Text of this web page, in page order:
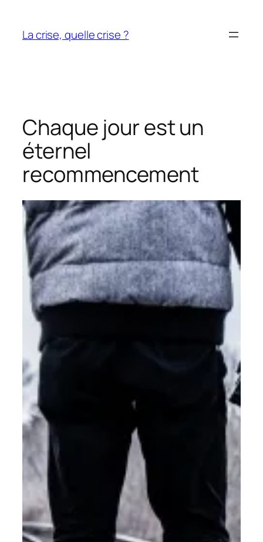
contenu
La crise, quelle crise ?
Chaque jour est un
éternel
recommencement